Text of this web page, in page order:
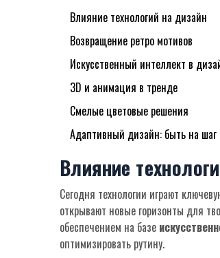
Влияние технологий на дизайн
Возвращение ретро мотивов
Искусственный интеллект в
3D и анимация в тренде
Смелые цветовые решения
Адаптивный дизайн: быть на шаг
Влияние
Сегодня технологии играют
открывают новые горизонты для
обеспечением на базе
оптимизировать рутину.